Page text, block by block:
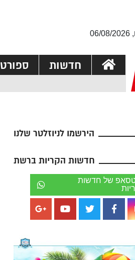
חדשות ספורט
הירשמו לניוזלטר שלנו
חדשות הקריות ברשת
של חדשות